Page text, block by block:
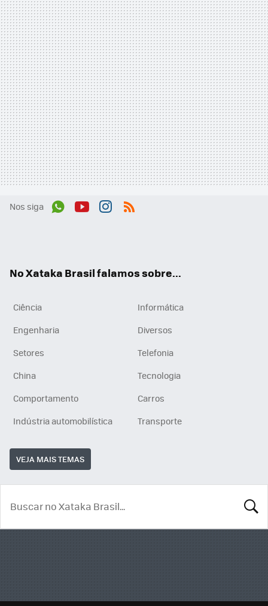
Nos siga
No Xataka Brasil falamos sobre...
Ciência
Informática
Engenharia
Diversos
Setores
Telefonia
China
Tecnologia
Comportamento
Carros
Indústria automobilística
Transporte
VEJA MAIS TEMAS